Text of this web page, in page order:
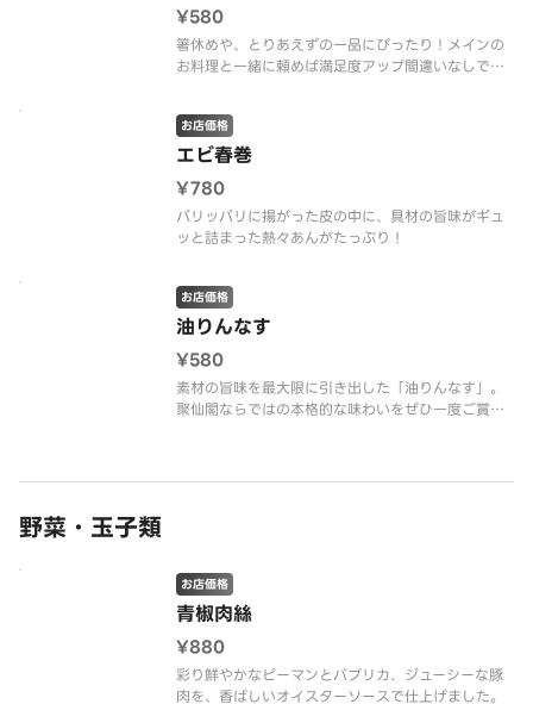
¥580
箸休めや、とりあえずの一品にぴったり！メインの
お料理と一緒に頼めば満足度アップ間違いなしで
エビ春巻
お店価格
¥780
パリッパリに揚がった皮の中に、具材の旨味がギュ
ッと詰まった熱々あんがたっぷり！
油りんなす
お店価格
¥580
素材の旨味を最大限に引き出した「油りんなす」。
聚仙閣ならではの本格的な味わいをぜひ一度ご賞味
野菜・玉子類
青椒肉絲
お店価格
¥880
彩り鮮やかなピーマンとパプリカ、ジューシーな豚
肉を、香ばしいオイスターソースで仕上げました。